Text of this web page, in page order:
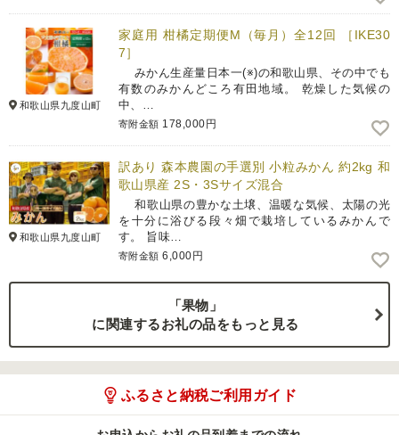
和歌山県九度山町
家庭用 柑橘定期便M（毎月）全12回 ［IKE30
7］
みかん生産量日本一(※)の和歌山県、その中でも
有数のみかんどころ有田地域。 乾燥した気候の
中、…
寄附金額 178,000円
和歌山県九度山町
訳あり 森本農園の手選別 小粒みかん 約2kg 和
歌山県産 2S・3Sサイズ混合
和歌山県の豊かな土壌、温暖な気候、太陽の光
を十分に浴びる段々畑で栽培しているみかんで
す。 旨味…
寄附金額 6,000円
「果物」
に関連するお礼の品をもっと見る
ふるさと納税ご利用ガイド